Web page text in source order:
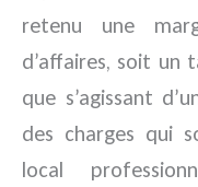
retenu une
d’affaires, soit un
que s’agissant
des charges qui
local